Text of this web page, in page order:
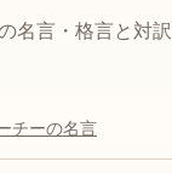
名言・格言と対
チーの名言